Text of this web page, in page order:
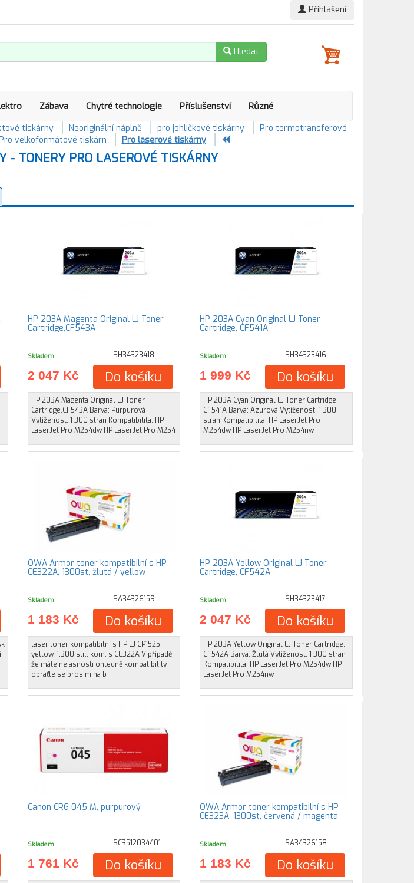
Přihlášení
Hledat
Zábava Chytré technologie Příslušenství Různé
tiskárny Neoriginální náplně pro jehličkové tiskárny
Pro termotransferové
velkoformátové tiskárn Pro laserové tiskárny
- TONERY PRO LASEROVÉ TISKÁRNY
HP 203A Magenta Original LJ Toner
Cartridge,CF543A
Skladem SH34323418
2 047 Kč Do košíku
HP 203A Magenta Original LJ Toner
Cartridge,CF543A Barva: Purpurová
Vytíženost: 1 300 stran Kompatibilita: HP
LaserJet Pro M254dw HP LaserJet Pro M254
HP 203A Cyan Original LJ Toner
Cartridge, CF541A
Skladem SH34323416
1 999 Kč Do košíku
HP 203A Cyan Original LJ Toner Cartridge,
CF541A Barva: Azurová Vytíženost: 1 300
stran Kompatibilita: HP LaserJet Pro
M254dw HP LaserJet Pro M254nw
OWA Armor toner kompatibilní s HP
CE322A, 1300st, žlutá / yellow
Skladem SA34326159
1 183 Kč Do košíku
laser toner kompatibilní s HP LJ CP1525
yellow, 1.300 str., kom. s CE322A V případě,
že máte nejasnosti ohledně kompatibility,
obraťte se prosím na b
HP 203A Yellow Original LJ Toner
Cartridge, CF542A
Skladem SH34323417
2 047 Kč Do košíku
HP 203A Yellow Original LJ Toner Cartridge,
CF542A Barva: Žlutá Vytíženost: 1 300 stran
Kompatibilita: HP LaserJet Pro M254dw HP
LaserJet Pro M254nw
Canon CRG 045 M, purpurový
Skladem SC3512034401
1 761 Kč Do košíku
OWA Armor toner kompatibilní s HP
CE323A, 1300st, červená / magenta
Skladem SA34326158
1 183 Kč Do košíku